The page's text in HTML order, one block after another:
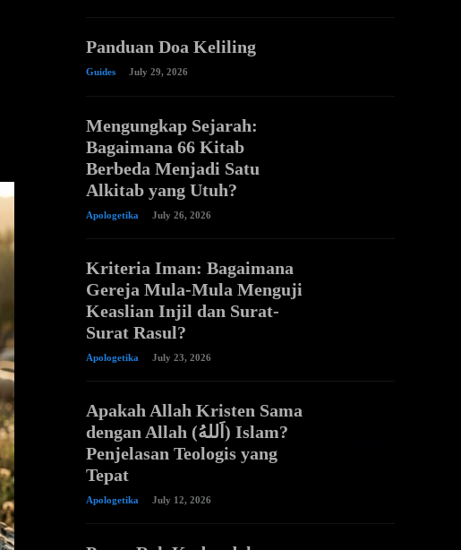
Panduan Doa Keliling
Guides July 29, 2026
Mengungkap Sejarah:
Bagaimana 66 Kitab
Berbeda Menjadi Satu
Alkitab yang Utuh?
Apologetika July 26, 2026
Kriteria Iman: Bagaimana
Gereja Mula-Mula Menguji
Keaslian Injil dan Surat-
Surat Rasul?
Apologetika July 23, 2026
Apakah Allah Kristen Sama
dengan Allah (اَللهُ) Islam?
Penjelasan Teologis yang
Tepat
Apologetika July 12, 2026